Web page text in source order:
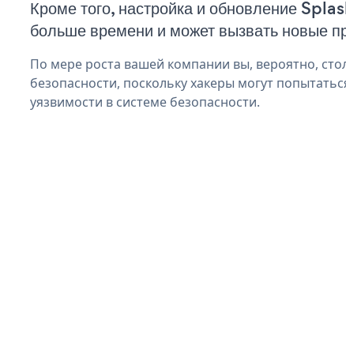
Кроме того, настройка и обновление
больше времени и может вызвать новые
По мере роста вашей компании вы, вероятно,
безопасности, поскольку хакеры могут
уязвимости в системе безопасности.